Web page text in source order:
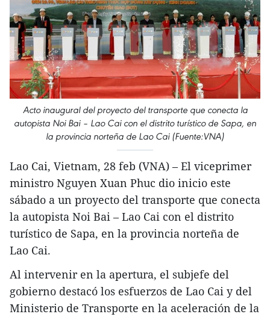
Acto inaugural del proyecto del transporte que conecta la
autopista Noi Bai – Lao Cai con el distrito turístico de Sapa, en
la provincia norteña de Lao Cai (Fuente:VNA)
Lao Cai, Vietnam, 28 feb (VNA) – El viceprimer
ministro Nguyen Xuan Phuc dio inicio este
sábado a un proyecto del transporte que conecta
la autopista Noi Bai – Lao Cai con el distrito
turístico de Sapa, en la provincia norteña de
Lao Cai.
Al intervenir en la apertura, el subjefe del
gobierno destacó los esfuerzos de Lao Cai y del
Ministerio de Transporte en la aceleración de la